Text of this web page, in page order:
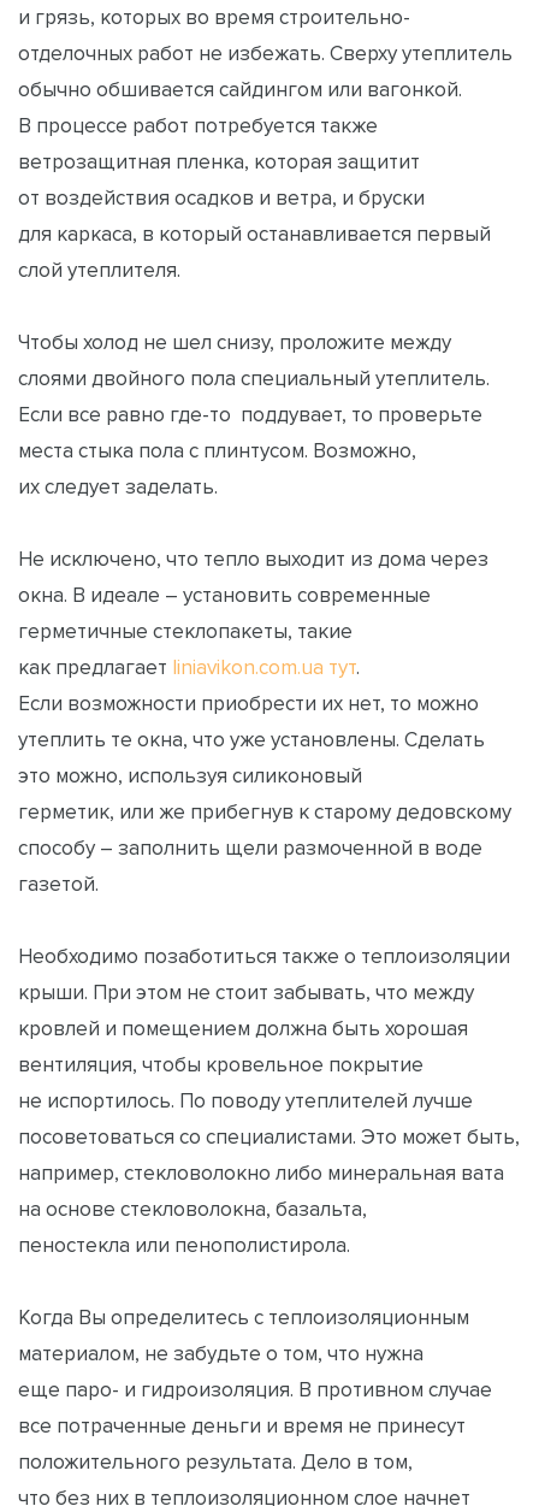
и грязь, которых во время строительно-
отделочных работ не избежать. Сверху утеплитель
обычно обшивается сайдингом или вагонкой.
В процессе работ потребуется также
ветрозащитная пленка, которая защитит
от воздействия осадков и ветра, и бруски
для каркаса, в который останавливается первый
слой утеплителя.
Чтобы холод не шел снизу, проложите между
слоями двойного пола специальный утеплитель.
Если все равно где-то поддувает, то проверьте
места стыка пола с плинтусом. Возможно,
их следует заделать.
Не исключено, что тепло выходит из дома через
окна. В идеале – установить современные
герметичные стеклопакеты, такие
как предлагает liniavikon.com.ua тут.
Если возможности приобрести их нет, то можно
утеплить те окна, что уже установлены. Сделать
это можно, используя силиконовый
герметик, или же прибегнув к старому дедовскому
способу – заполнить щели размоченной в воде
газетой.
Необходимо позаботиться также о теплоизоляции
крыши. При этом не стоит забывать, что между
кровлей и помещением должна быть хорошая
вентиляция, чтобы кровельное покрытие
не испортилось. По поводу утеплителей лучше
посоветоваться со специалистами. Это может быть,
например, стекловолокно либо минеральная вата
на основе стекловолокна, базальта,
пеностекла или пенополистирола.
Когда Вы определитесь с теплоизоляционным
материалом, не забудьте о том, что нужна
еще паро- и гидроизоляция. В противном случае
все потраченные деньги и время не принесут
положительного результата. Дело в том,
что без них в теплоизоляционном слое начнет